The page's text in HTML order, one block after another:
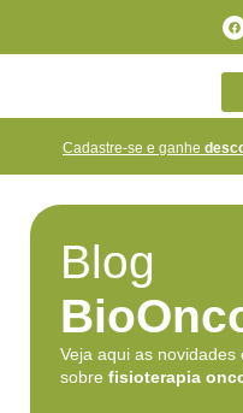
Cadastre-se e ganhe
Blog
Veja aqui as novidades
sobre fisioterapia